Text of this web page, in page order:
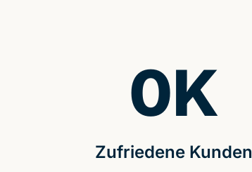
Zufriedene Kunden
0K